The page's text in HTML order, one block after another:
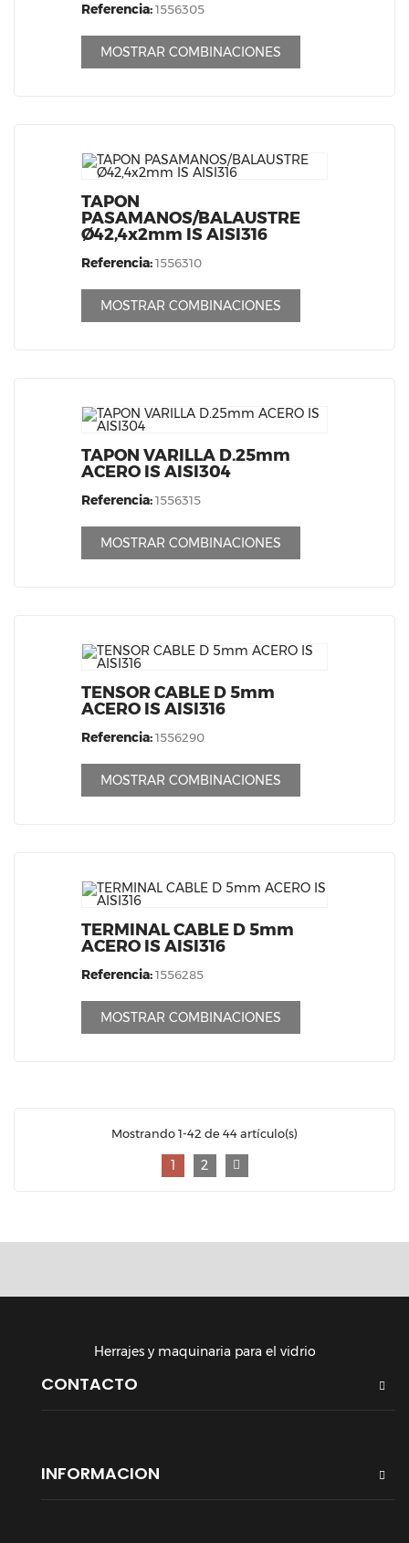
Referencia:1556305
MOSTRAR COMBINACIONES
TAPON
PASAMANOS/BALAUSTRE
Ø42,4x2mm IS AISI316
Referencia:1556310
MOSTRAR COMBINACIONES
TAPON VARILLA D.25mm
ACERO IS AISI304
Referencia:1556315
MOSTRAR COMBINACIONES
TENSOR CABLE D 5mm
ACERO IS AISI316
Referencia:1556290
MOSTRAR COMBINACIONES
TERMINAL CABLE D 5mm
ACERO IS AISI316
Referencia:1556285
MOSTRAR COMBINACIONES
Mostrando 1-42 de 44 artículo(s)
1 2
Herrajes y maquinaria para el vidrio
CONTACTO
INFORMACION